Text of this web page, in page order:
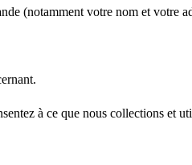
(notamment votre nom et votre
à ce que nous collections et